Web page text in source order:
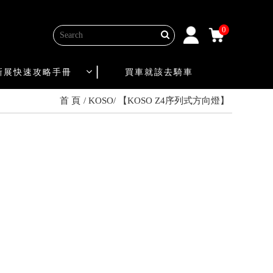
0
展快速攻略手冊 買車就該去騎車
首 頁 KOSO 【KOSO Z4序列式方向燈】